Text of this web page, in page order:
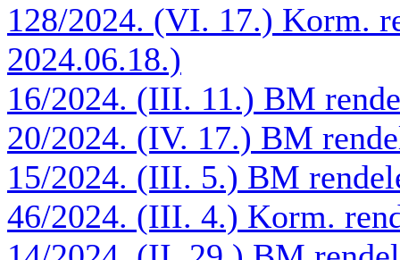
128/2024. (VI. 17.) Korm.
2024.06.18.)
16/2024. (III. 11.) BM
20/2024. (IV. 17.) BM
15/2024. (III. 5.) BM
46/2024. (III. 4.) Korm.